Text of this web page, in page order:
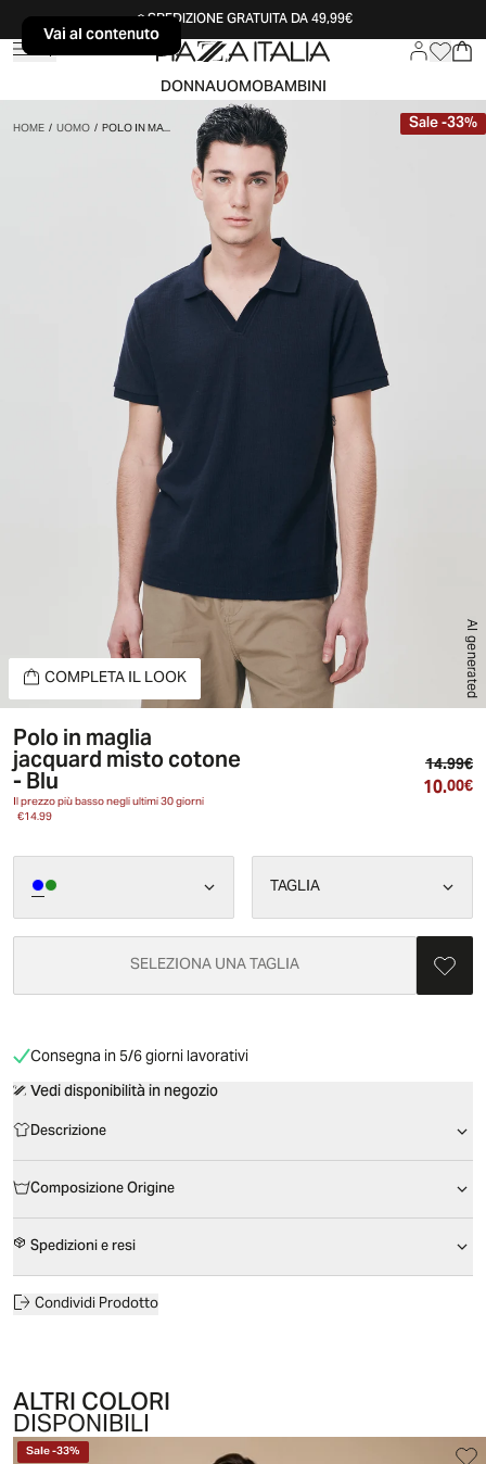
Vai al contenutoSPEDIZIONE GRATUITA DA 49,99€
DONNAUOMOBAMBINI
HOME/UOMO/POLO IN MA...
AI generated
COMPLETA IL LOOK
Sale-33%
Polo in maglia
jacquard misto cotone
- Blu
Il prezzo più basso negli ultimi 30 giorni
€14.99
14.99€
10.00€
TAGLIA
SELEZIONA UNA TAGLIA
Consegna in 5/6 giorni lavorativi
Vedi disponibilità in negozio
Descrizione
Composizione Origine
Spedizioni e resi
Condividi Prodotto
ALTRI COLORI
DISPONIBILI
Sale-33%
Vai al contenuto